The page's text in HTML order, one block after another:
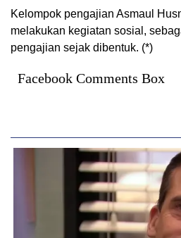
Kelompok pengajian Asmaul
melakukan kegiatan sosial,
pengajian sejak dibentuk. (*)
Facebook Comments Box